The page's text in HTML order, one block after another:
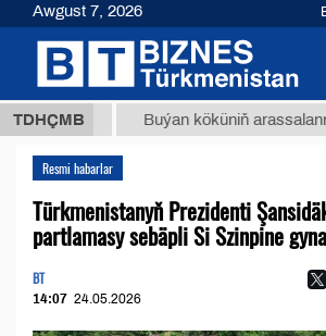
TDHÇMB
ТМТ Buýan köküniň
Resmi habarlar
Türkmenistanyň Prezidenti
partlamasy sebäpli Si Szinpine
BT
14:07 24.05.2026
Awgust 7, 2026